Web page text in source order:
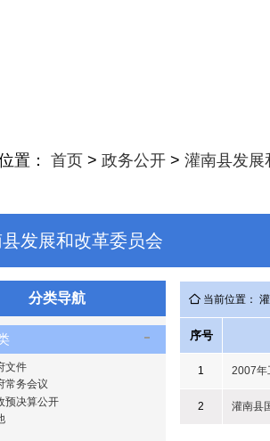
置： 首页 > 政务公开 > 灌南县发展
发展和改革委员会
分类导航
文件
常务会议
预决算公开
当前位置：
序号
1 2007年
2 灌南县